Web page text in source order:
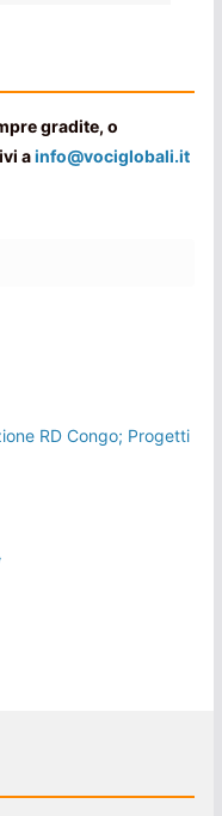
gradite, o
ainfo@vociglobali.it
RD Congo; Progetti